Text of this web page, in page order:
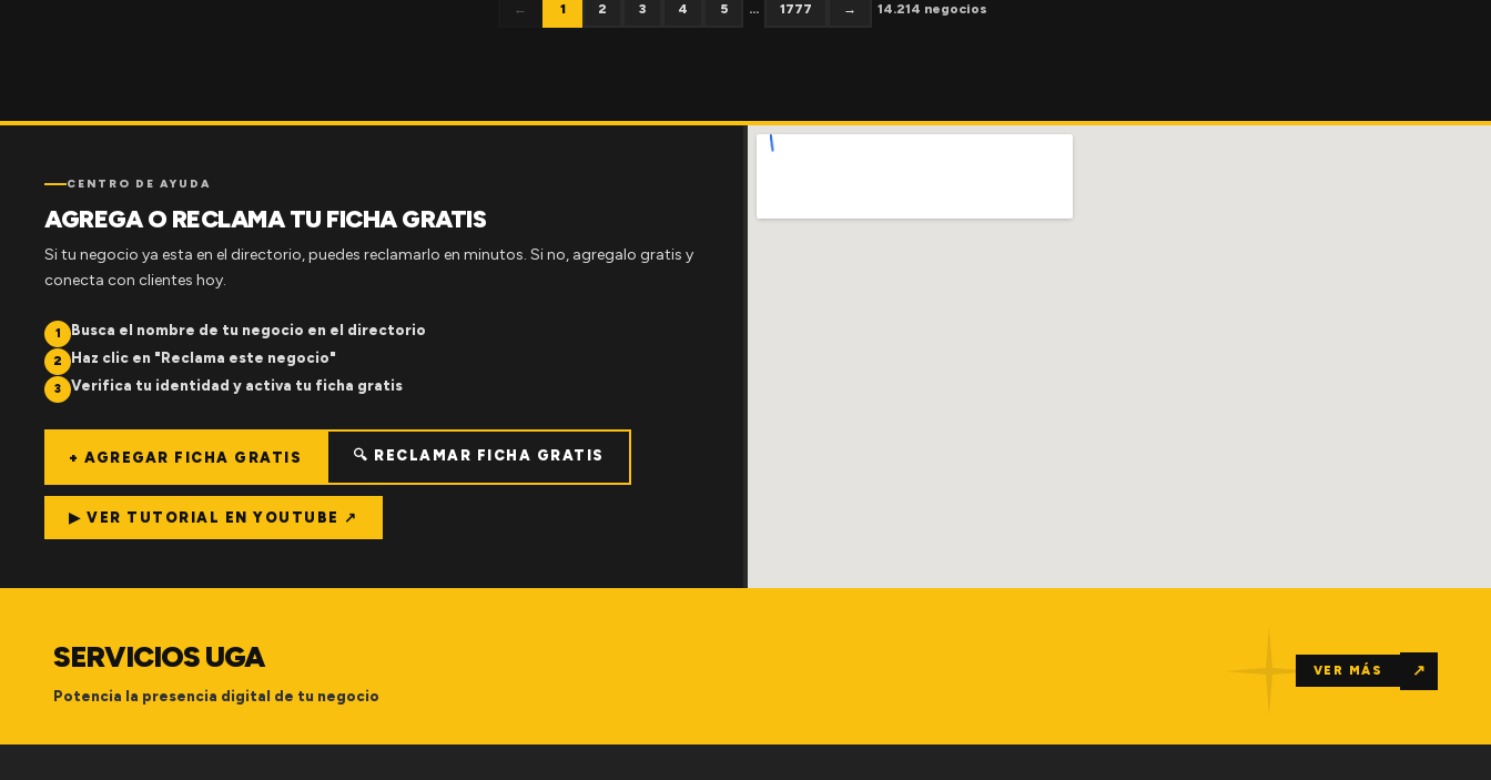
← 1 2 3 4 5 ... 1777 → 14.214 negocios
CENTRO DE AYUDA
AGREGA O RECLAMA TU FICHA GRATIS
Si tu negocio ya esta en el directorio, puedes reclamarlo en minutos. Si no, agregalo gratis y
conecta con clientes hoy.
1 Busca el nombre de tu negocio en el directorio
2 Haz clic en "Reclama este negocio"
3 Verifica tu identidad y activa tu ficha gratis
+ AGREGAR FICHA GRATIS 🔍 RECLAMAR FICHA GRATIS
▶ VER TUTORIAL EN YOUTUBE ↗
SERVICIOS UGA
Potencia la presencia digital de tu negocio
VER MÁS ↗